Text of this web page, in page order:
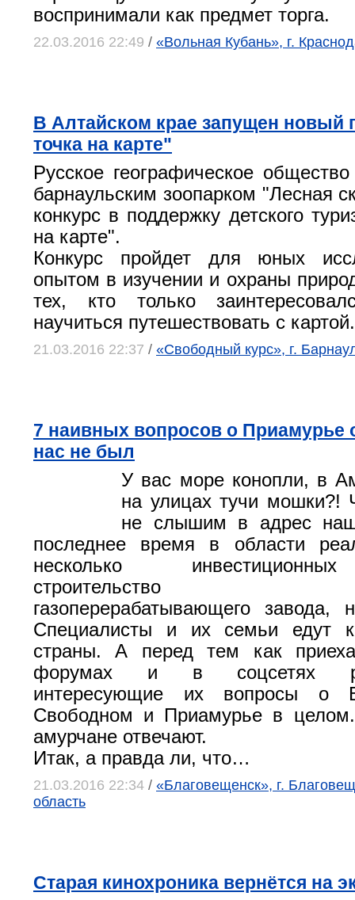
воспринимали как предмет торга.
22.03.2016 22:49 / «Вольная Кубань», г.
В Алтайском крае запущен новый
точка на карте"
Русское географическое
барнаульским зоопарком "Лесная
конкурс в поддержку детского
на карте".
Конкурс пройдет для юных
опытом в изучении и охраны
тех, кто только
научиться путешествовать с картой.
21.03.2016 22:37 / «Свободный курс», г.
7 наивных вопросов о Приамурье
нас не был
У вас море конопли, в
на улицах тучи мошки?!
не слышим в адрес
последнее время в области
несколько
строительство
газоперерабатывающего завода,
Специалисты и их семьи едут
страны. А перед тем как
форумах и в соцсетях
интересующие их вопросы о
Свободном и Приамурье в
амурчане отвечают.
Итак, а правда ли, что…
21.03.2016 22:34 / «Благовещенск», г.
область
Старая кинохроника вернётся на